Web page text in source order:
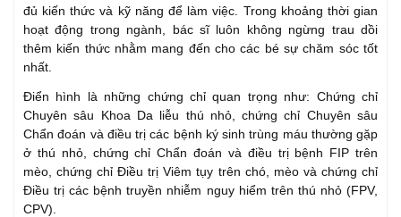
đủ kiến thức và kỹ năng để làm việc. Trong khoảng thời gian
hoạt động trong ngành, bác sĩ luôn không ngừng trau dồi
thêm kiến thức nhằm mang đến cho các bé sự chăm sóc tốt
nhất.
Điển hình là những chứng chỉ quan trọng như: Chứng chỉ
Chuyên sâu Khoa Da liễu thú nhỏ, chứng chỉ Chuyên sâu
Chẩn đoán và điều trị các bệnh ký sinh trùng máu thường gặp
ở thú nhỏ, chứng chỉ Chẩn đoán và điều trị bệnh FIP trên
mèo, chứng chỉ Điều trị Viêm tụy trên chó, mèo và chứng chỉ
Điều trị các bệnh truyền nhiễm nguy hiểm trên thú nhỏ (FPV,
CPV).